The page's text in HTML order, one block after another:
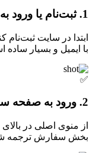
1. ثبت‌نام یا ورود به حساب کاربری
ابتدا در سایت
با ایمیل و بسیار
✅
2. ورود به صفحه سفارش ترجمه
از منوی اصلی در
بخش سفارش ترجمه